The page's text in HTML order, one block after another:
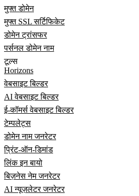
मुफ्त डोमेन
मुफ्त SSL सर्टिफिकेट
डोमेन ट्रांसफर
पर्सनल डोमेन नाम
टूल्स
Horizons
वेबसाइट बिल्डर
AI वेबसाइट बिल्डर
ई-कॉमर्स वेबसाइट बिल्डर
टेम्पलेट्स
डोमेन नाम जनरेटर
प्रिंट-ऑन-डिमांड
लिंक इन बायो
बिज़नेस नेम जनरेटर
AI न्यूज़लेटर जनरेटर